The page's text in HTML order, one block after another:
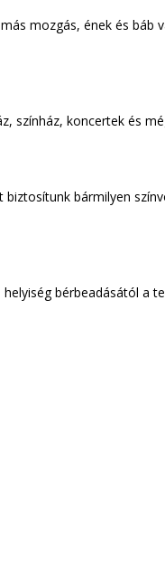
mozgás, ének és
színház, koncertek és
bármilyen
bérbeadásától a